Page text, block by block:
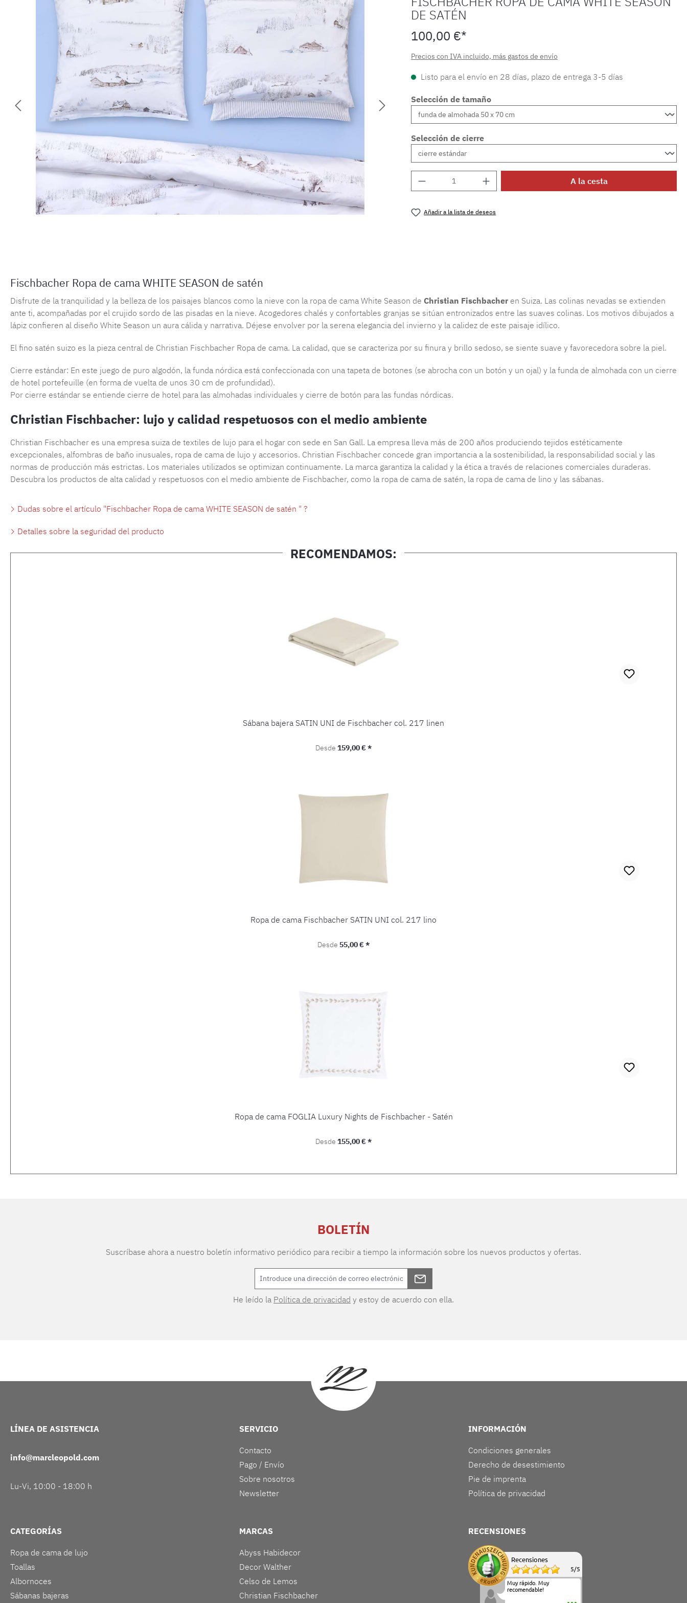
DE SATÉN
100,00 €*
Precios con IVA incluido, más gastos de envío
Listo para el envío en 28 días, plazo de entrega 3-5 días
Selección de tamaño
Selección de cierre
Cantidad del producto: introduce la cantidad
A la cesta
Añadir a la lista de deseos
Fischbacher Ropa de cama WHITE SEASON de satén
Disfrute de la tranquilidad y la belleza de los paisajes blancos como la nieve con la ropa de cama White Season de Christian Fischbacher en Suiza. Las colinas nevadas se extienden
ante ti, acompañadas por el crujido sordo de las pisadas en la nieve. Acogedores chalés y confortables granjas se sitúan entronizados entre las suaves colinas. Los motivos dibujados a
lápiz confieren al diseño White Season un aura cálida y narrativa. Déjese envolver por la serena elegancia del invierno y la calidez de este paisaje idílico.
El fino satén suizo es la pieza central de Christian Fischbacher Ropa de cama. La calidad, que se caracteriza por su finura y brillo sedoso, se siente suave y favorecedora sobre la piel.
Cierre estándar: En este juego de puro algodón, la funda nórdica está confeccionada con una tapeta de botones (se abrocha con un botón y un ojal) y la funda de almohada con un cierre
de hotel portefeuille (en forma de vuelta de unos 30 cm de profundidad).
Por cierre estándar se entiende cierre de hotel para las almohadas individuales y cierre de botón para las fundas nórdicas.
Christian Fischbacher: lujo y calidad respetuosos con el medio ambiente
Christian Fischbacher es una empresa suiza de textiles de lujo para el hogar con sede en San Gall. La empresa lleva más de 200 años produciendo tejidos estéticamente
excepcionales, alfombras de baño inusuales, ropa de cama de lujo y accesorios. Christian Fischbacher concede gran importancia a la sostenibilidad, la responsabilidad social y las
normas de producción más estrictas. Los materiales utilizados se optimizan continuamente. La marca garantiza la calidad y la ética a través de relaciones comerciales duraderas.
Descubra los productos de alta calidad y respetuosos con el medio ambiente de Fischbacher, como la ropa de cama de satén, la ropa de cama de lino y las sábanas.
Dudas sobre el artículo "Fischbacher Ropa de cama WHITE SEASON de satén " ?
Detalles sobre la seguridad del producto
RECOMENDAMOS:
Sábana bajera SATIN UNI de Fischbacher col. 217 linen
Precio normal:
Desde 159,00 € *
Ropa de cama Fischbacher SATIN UNI col. 217 lino
Precio normal:
Desde 55,00 € *
Ropa de cama FOGLIA Luxury Nights de Fischbacher - Satén
Precio normal:
Desde 155,00 € *
BOLETÍN
Suscríbase ahora a nuestro boletín informativo periódico para recibir a tiempo la información sobre los nuevos productos y ofertas.
He leído la Política de privacidad y estoy de acuerdo con ella.
LÍNEA DE ASISTENCIA
info@marcleopold.com
Lu-Vi, 10:00 - 18:00 h
SERVICIO
Contacto
Pago / Envío
Sobre nosotros
Newsletter
INFORMACIÓN
Condiciones generales
Derecho de desestimiento
Pie de imprenta
Política de privacidad
CATEGORÍAS
Ropa de cama de lujo
Toallas
Albornoces
Sábanas bajeras
MARCAS
Abyss Habidecor
Decor Walther
Celso de Lemos
Christian Fischbacher
RECENSIONES
Recensiones
5/5
Muy rápido. Muy
recomendable!